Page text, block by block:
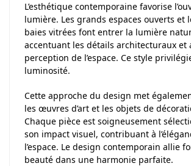
L’esthétique contemporaine favorise
lumière. Les grands espaces ouverts et
baies vitrées font entrer la lumière
accentuant les détails architecturaux et
perception de l’espace. Ce style
luminosité.
Cette approche du design met
les œuvres d’art et les objets de
Chaque pièce est soigneusement
son impact visuel, contribuant à
l’espace. Le design contemporain allie
beauté dans une harmonie parfaite.